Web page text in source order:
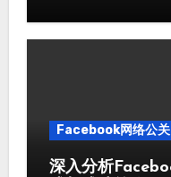
Facebook网络公关
深入分析